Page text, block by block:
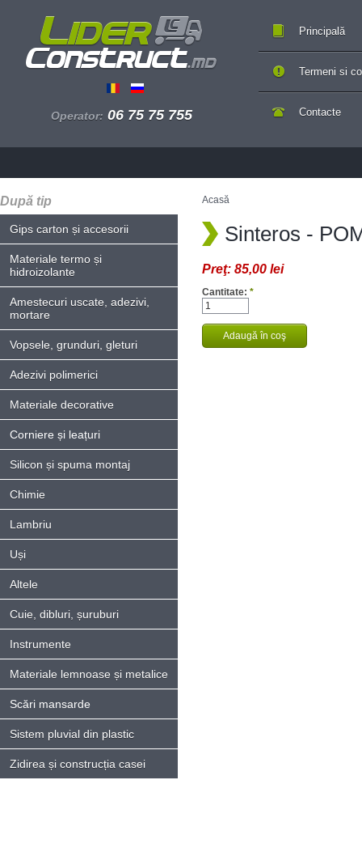
Operator: 06 75 75 755
Principală
Contacte
Termeni si
După tip
Gips carton și accesorii
Materiale termo și
hidroizolante
Amestecuri uscate, adezivi,
mortare
Vopsele, grunduri, gleturi
Adezivi polimerici
Materiale decorative
Corniere și leațuri
Silicon și spuma montaj
Chimie
Lambriu
Uși
Altele
Cuie, dibluri, șuruburi
Instrumente
Materiale lemnoase și metalice
Scări mansarde
Sistem pluvial din plastic
Zidirea și construcția casei
Acasă
Sinteros -
Preţ: 85,00 lei
Cantitate: *